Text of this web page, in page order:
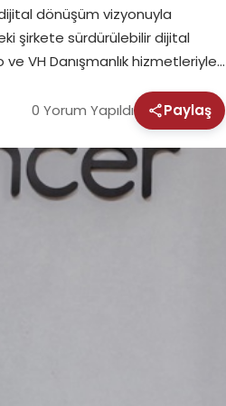
dönüşüm vizyonuyla
şirkete sürdürülebilir dijital
VH Danışmanlık hizmetleriyle…
0 Yorum Yapıldı Paylaş